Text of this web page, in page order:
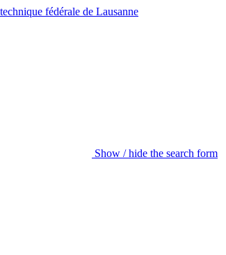
Show / hide the search form